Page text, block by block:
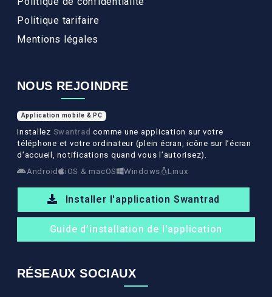
Politique tarifaire
Mentions légales
NOUS REJOINDRE
Application mobile & PC
Installez Swantrad comme une application sur votre
téléphone et votre ordinateur (plein écran, icône sur l’écran
d’accueil, notifications quand vous l’autorisez).
Android
iOS & macOS Windows Linux
Installer l'application Swantrad
Guide d’installation de l'application
RÉSEAUX SOCIAUX